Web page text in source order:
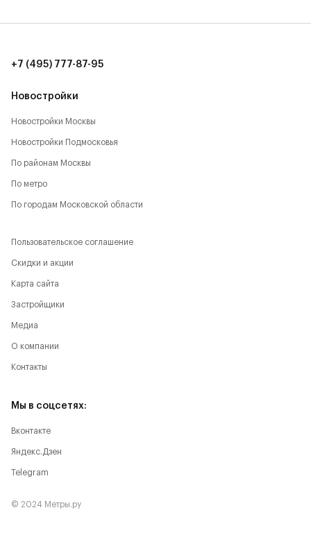
Новостройки
Новостройки Москвы
Новостройки Подмосковья
По районам Москвы
По метро
По городам Московской области
+7 (495) 777-87-95
Пользовательское соглашение
Скидки и акции
Карта сайта
Застройщики
Медиа
О компании
Контакты
Мы в соцсетях:
Вконтакте
Яндекс.Дзен
Telegram
© 2024 Метры.ру